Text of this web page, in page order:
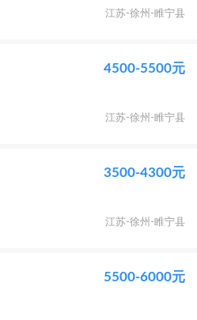
江苏-徐州-睢宁县
4500-5500元
江苏-徐州-睢宁县
3500-4300元
江苏-徐州-睢宁县
5500-6000元